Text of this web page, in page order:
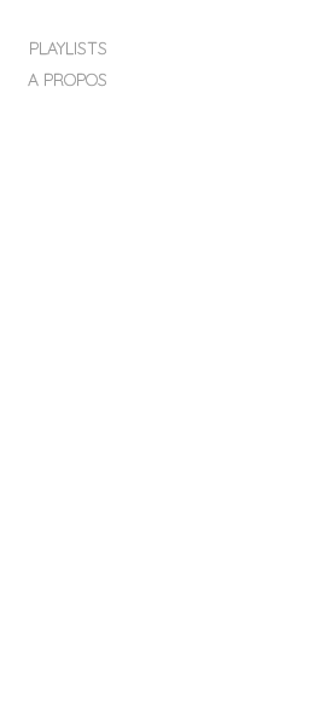
PLAYLISTS
A PROPOS